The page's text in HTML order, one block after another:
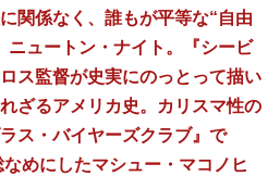
関係なく、誰もが平等な“自由
ュートン・ナイト。
『シービ
ス監督が史実にのっとって描い
ざるアメリカ史。カリスマ性の
ラス・バイヤーズクラブ』で
めにしたマシュー・マコノヒ